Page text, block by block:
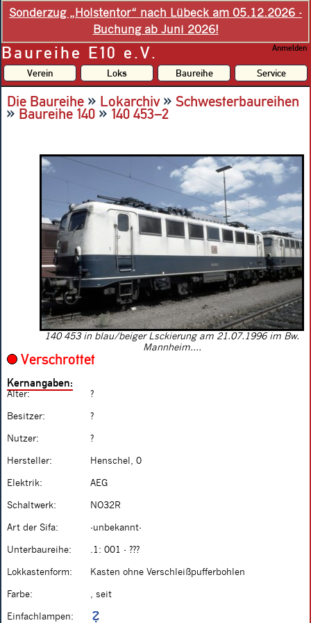
Sonderzug „Holstentor“ nach Lübeck am 05.12.2026 -
Buchung ab Juni 2026!
Baureihe E10 e.V. Anmelden
Verein Loks Baureihe Service
Die Baureihe » Lokarchiv» Schwesterbaureihen
»Baureihe 140 »140 453–2
140 453 in blau/beiger Lsckierung am 21.07.1996 im Bw.
Mannheim....
Verschrottet
Kernangaben:
Alter: ?
Besitzer: ?
Nutzer: ?
Hersteller: Henschel, 0
Elektrik: AEG
Schaltwerk: NO32R
Art der Sifa: -unbekannt-
Unterbaureihe: .1: 001 - ???
Lokkastenform: Kasten ohne Verschleißpufferbohlen
Farbe: , seit
Einfachlampen: